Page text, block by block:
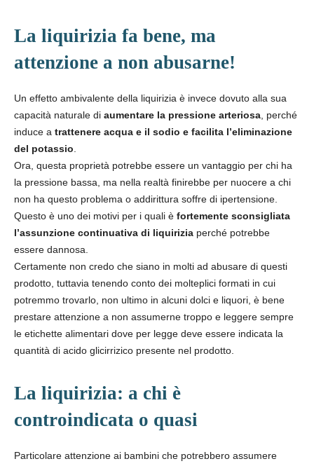
La liquirizia fa bene, ma
attenzione a non abusarne!
Un effetto ambivalente della liquirizia è invece dovuto alla sua
capacità naturale di aumentare la pressione arteriosa , perché
induce a trattenere acqua e il sodio e facilita l’eliminazione
del potassio
Ora, questa proprietà potrebbe essere un vantaggio per chi ha
la pressione bassa, ma nella realtà finirebbe per nuocere a chi
non ha questo problema o addirittura soffre di ipertensione.
Questo è uno dei motivi per i quali è fortemente sconsigliata
l’assunzione continuativa di liquirizia perché potrebbe
essere dannosa.
Certamente non credo che siano in molti ad abusare di questi
prodotto, tuttavia tenendo conto dei molteplici formati in cui
potremmo trovarlo, non ultimo in alcuni dolci e liquori, è bene
prestare attenzione a non assumerne troppo e leggere sempre
le etichette alimentari dove per legge deve essere indicata la
quantità di acido glicirrizico presente nel prodotto.
La liquirizia: a chi è
controindicata o quasi
Particolare attenzione ai bambini che potrebbero assumere